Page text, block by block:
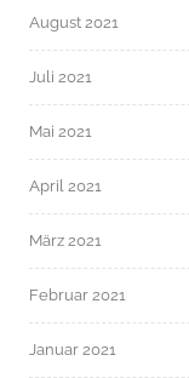
August 2021
Juli 2021
Mai 2021
April 2021
März 2021
Februar 2021
Januar 2021